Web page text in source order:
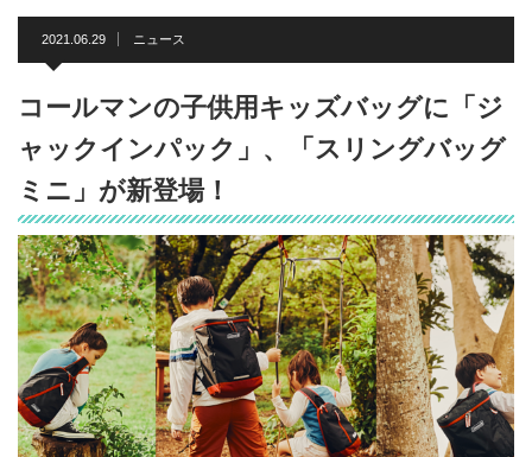
2021.06.29 ニュース
コールマンの子供用キッズバッグに「ジ
ャックインパック」、「スリングバッグ
ミニ」が新登場！